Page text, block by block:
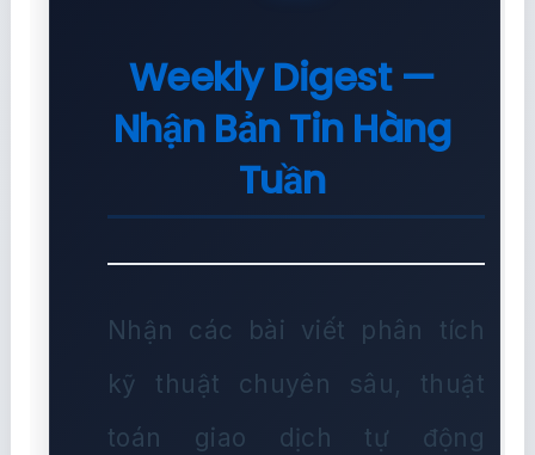
Weekly Digest —
Nhận Bản Tin Hàng
Tuần
Nhận các bài viết phân tích
kỹ thuật chuyên sâu, thuật
toán giao dịch tự động